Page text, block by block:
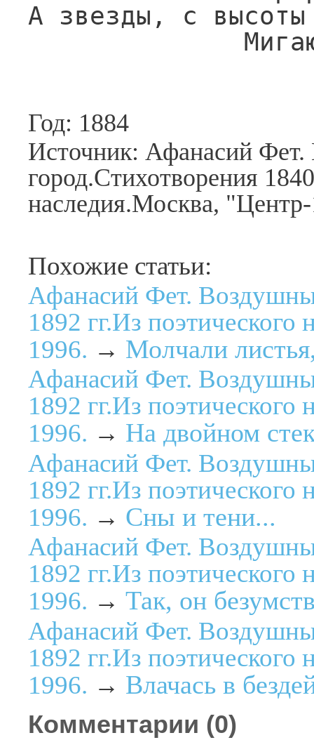
А звезды, с
Год: 1884
Источник: Афанасий
город.Стихотворения
наследия.Москва,
Похожие статьи:
Афанасий Фет.
1892 гг.Из
1996. → Молчали
Афанасий Фет.
1892 гг.Из
1996. → На двойном
Афанасий Фет.
1892 гг.Из
1996. → Сны и тени...
Афанасий Фет.
1892 гг.Из
1996. → Так, он
Афанасий Фет.
1892 гг.Из
1996. → Влачась в
Комментарии (0)